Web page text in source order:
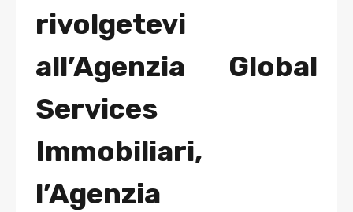
rivolgetevi
all’Agenzia Global
Services
Immobiliari,
l’Agenzia